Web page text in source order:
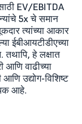
EV/EBITDA
5x चे समान
त्यांच्या आकार
ईबीआयटीडीएच्या
हे लक्षात
आणि वाढीच्या
उद्योग-विशिष्ट
आहे.